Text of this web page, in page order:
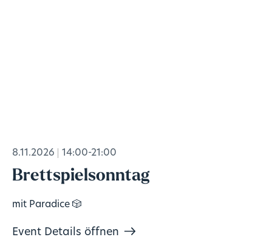
8.11.2026 14:00-21:00
Brettspielsonntag
mit Paradice 🎲
Event Details öffnen